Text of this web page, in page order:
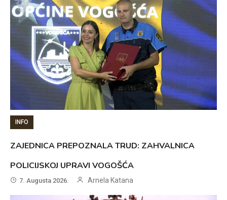
INFO
ZAJEDNICA PREPOZNALA TRUD: ZAHVALNICA
POLICIJSKOJ UPRAVI VOGOŠĆA
7. Augusta 2026. Arnela Katana